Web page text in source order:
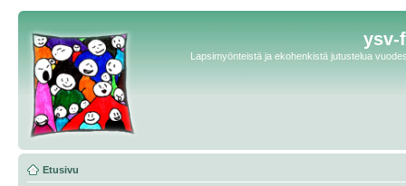
ysv-
Lapsimyönteistä ja ekohenkistä jutustelua
Etusivu